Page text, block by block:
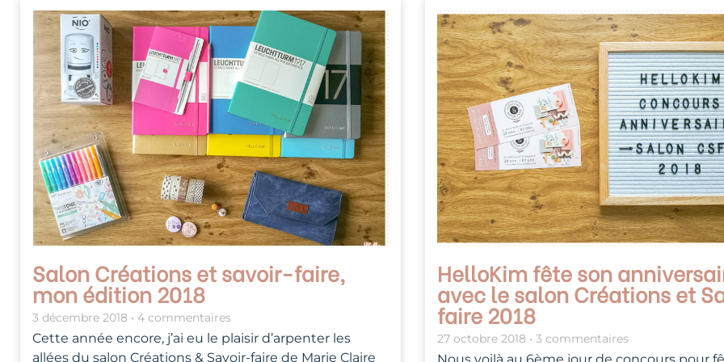
Salon Créations et savoir-faire,
mon édition 2018
3 décembre 2018 4 commentaires
Cette année encore, j’ai eu le plaisir d’arpenter les
allées du salon Créations & Savoir-faire de Marie Claire
HelloKim fête son
avec le salon Créations et
faire 2018
27 octobre 2018 3 commentaires